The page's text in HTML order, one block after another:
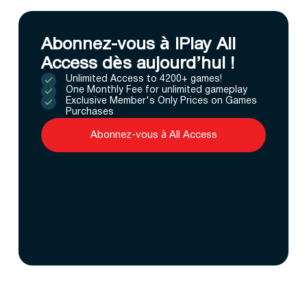
Abonnez-vous à IPlay All
Access dès aujourd’hui !
Unlimited Access to 4200+ games!
One Monthly Fee for unlimited gameplay
Exclusive Member's Only Prices on Games
Purchases
Abonnez-vous à All Access